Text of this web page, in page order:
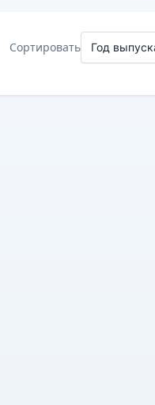
Сортировать